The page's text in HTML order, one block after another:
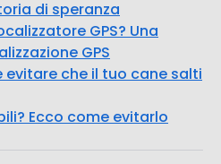
Ecco come evitarlo